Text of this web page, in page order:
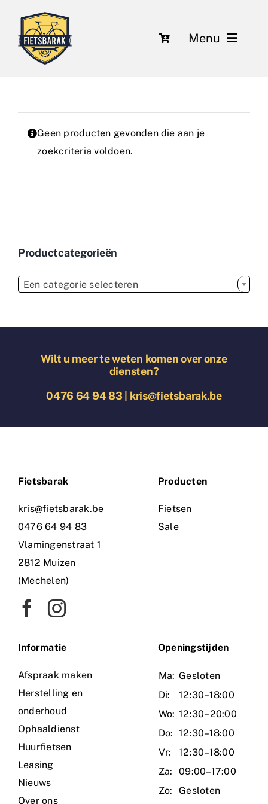
inhoud
Menu
Over ons
Leasing
Geen producten gevonden die aan je
zoekcriteria voldoen.
Productcategorieën
Een categorie selecteren
Wilt u meer te weten komen over onze
diensten?
0476 64 94 83| kris@fietsbarak.be
Fietsbarak
kris@fietsbarak.be
0476 64 94 83
Vlamingenstraat 1
2812 Muizen
(Mechelen)
Producten
Fietsen
Sale
Informatie
Afspraak maken
Herstelling en
onderhoud
Ophaaldienst
Huurfietsen
Leasing
Nieuws
Over ons
Openingstijden
Ma: Gesloten
Di:
12:30–18:00
Wo: 12:30–20:00
Do: 12:30–18:00
Vr:
12:30–18:00
Za:
09:00–17:00
Zo:
Gesloten